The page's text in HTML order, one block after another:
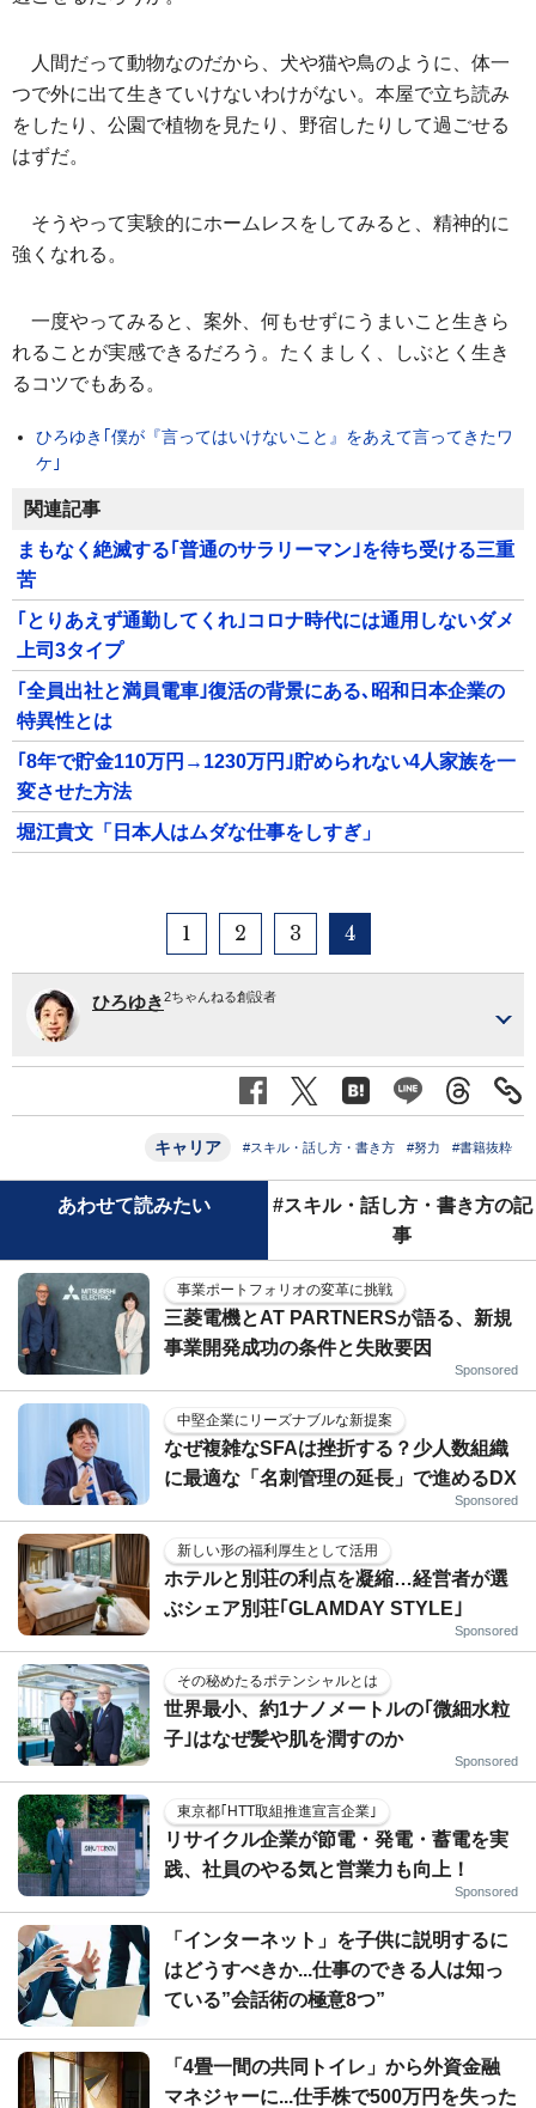
人間だって動物なのだから、犬や猫や鳥のように、体一
つで外に出て生きていけないわけがない。本屋で立ち読み
をしたり、公園で植物を見たり、野宿したりして過ごせる
はずだ。
そうやって実験的にホームレスをしてみると、精神的に
強くなれる。
一度やってみると、案外、何もせずにうまいこと生きら
れることが実感できるだろう。たくましく、しぶとく生き
るコツでもある。
ひろゆき｢僕が『言ってはいけないこと』をあえて言ってきたワ
ケ｣
関連記事
まもなく絶滅する｢普通のサラリーマン｣を待ち受ける三重
苦
｢とりあえず通勤してくれ｣コロナ時代には通用しないダメ
上司3タイプ
｢全員出社と満員電車｣復活の背景にある､昭和日本企業の
特異性とは
｢8年で貯金110万円→1230万円｣貯められない4人家族を一
変させた方法
堀江貴文「日本人はムダな仕事をしすぎ」
1 2 3 4
ひろゆき2ちゃんねる創設者
キャリア #スキル・話し方・書き方 #努力 #書籍抜粋
あわせて読みたい
#スキル・話し方・書き方の記
事
事業ポートフォリオの変革に挑戦
三菱電機とAT PARTNERSが語る、新規
事業開発成功の条件と失敗要因
Sponsored
中堅企業にリーズナブルな新提案
なぜ複雑なSFAは挫折する？少人数組織
に最適な「名刺管理の延長」で進めるDX
Sponsored
新しい形の福利厚生として活用
ホテルと別荘の利点を凝縮…経営者が選
ぶシェア別荘｢GLAMDAY STYLE｣
Sponsored
その秘めたるポテンシャルとは
世界最小、約1ナノメートルの｢微細水粒
子｣はなぜ髪や肌を潤すのか
Sponsored
東京都｢HTT取組推進宣言企業｣
リサイクル企業が節電・発電・蓄電を実
践、社員のやる気と営業力も向上！
Sponsored
「インターネット」を子供に説明するに
はどうすべきか...仕事のできる人は知っ
ている”会話術の極意8つ”
「4畳一間の共同トイレ」から外資金融
マネジャーに...仕手株で500万円を失った